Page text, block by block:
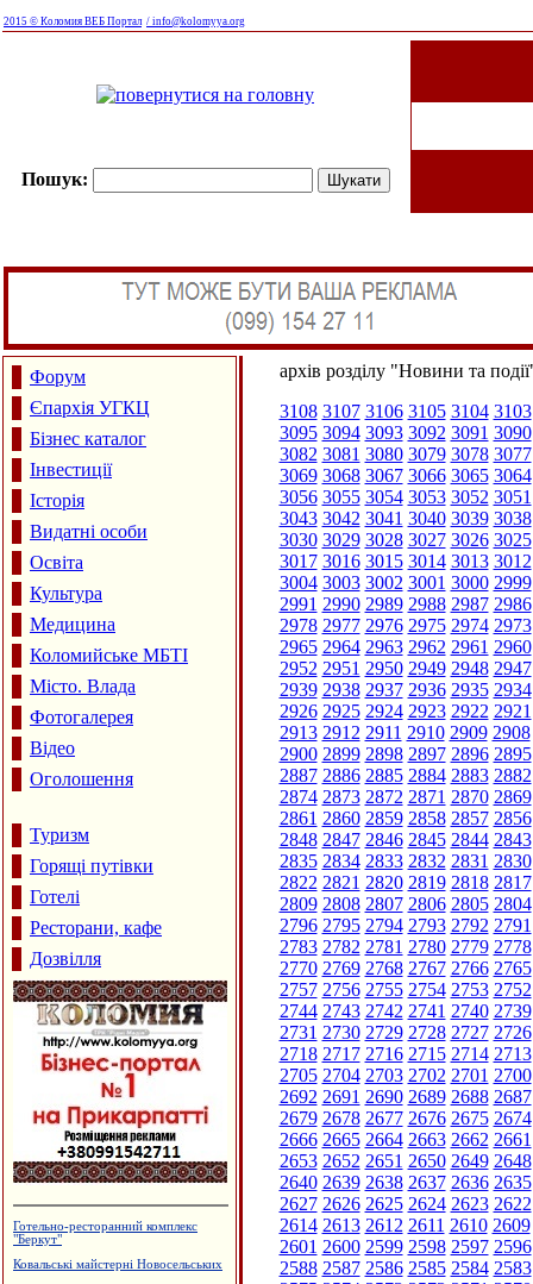
2015 © Коломия ВЕБ Портал / info@kolomyya.org
Пошук:
Форум
Єпархія УГКЦ
Бізнес каталог
Інвестиції
Історія
Видатні особи
Освіта
Культура
Медицина
Коломийське МБТІ
Місто. Влада
Фотогалерея
Відео
Оголошення
Туризм
Горящі путівки
Готелі
Ресторани, кафе
Дозвілля
Готельно-ресторанний комплекс
"Беркут"
Ковальські майстерні Новосельських
архів розділу "Новини та
3108 3107 3106 3105 3104 3103
3095 3094 3093 3092 3091 3090
3082 3081 3080 3079 3078 3077
3069 3068 3067 3066 3065 3064
3056 3055 3054 3053 3052 3051
3043 3042 3041 3040 3039 3038
3030 3029 3028 3027 3026 3025
3017 3016 3015 3014 3013 3012
3004 3003 3002 3001 3000 2999
2991 2990 2989 2988 2987 2986
2978 2977 2976 2975 2974 2973
2965 2964 2963 2962 2961 2960
2952 2951 2950 2949 2948 2947
2939 2938 2937 2936 2935 2934
2926 2925 2924 2923 2922 2921
2913 2912 2911 2910 2909 2908
2900 2899 2898 2897 2896 2895
2887 2886 2885 2884 2883 2882
2874 2873 2872 2871 2870 2869
2861 2860 2859 2858 2857 2856
2848 2847 2846 2845 2844 2843
2835 2834 2833 2832 2831 2830
2822 2821 2820 2819 2818 2817
2809 2808 2807 2806 2805 2804
2796 2795 2794 2793 2792 2791
2783 2782 2781 2780 2779 2778
2770 2769 2768 2767 2766 2765
2757 2756 2755 2754 2753 2752
2744 2743 2742 2741 2740 2739
2731 2730 2729 2728 2727 2726
2718 2717 2716 2715 2714 2713
2705 2704 2703 2702 2701 2700
2692 2691 2690 2689 2688 2687
2679 2678 2677 2676 2675 2674
2666 2665 2664 2663 2662 2661
2653 2652 2651 2650 2649 2648
2640 2639 2638 2637 2636 2635
2627 2626 2625 2624 2623 2622
2614 2613 2612 2611 2610 2609
2601 2600 2599 2598 2597 2596
2588 2587 2586 2585 2584 2583